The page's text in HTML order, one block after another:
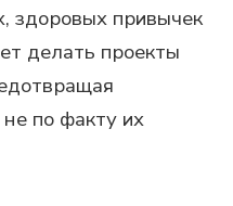
здоровых привычек
делать проекты
по факту их